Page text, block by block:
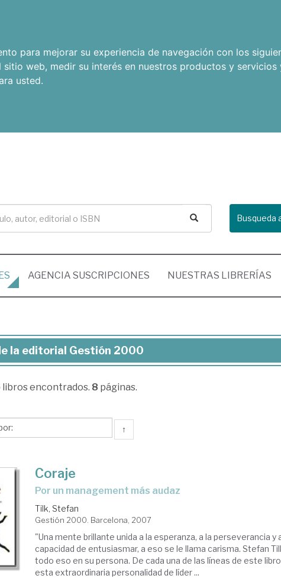
para mejorar su experiencia de navegación con los
sitio web, medir su interés en nuestros productos y
usted.
Busqueda
AGENCIA SUSCRIPCIONES NUESTRAS LIBRERÍAS
la editorial Gestión 2000
libros encontrados. 8 páginas.
↑
Coraje
por un management más audaz
Tilk, Stefan
Gestión 2000. Barcelona, 2007
"Una mente brillante unida a la esperanza, a la perseverancia y
capacidad de entusiasmar, a eso se le llama carisma. Stefan
todo eso en su persona. De cada una de las líneas de este
esta extraordinaria personalidad de líder ...